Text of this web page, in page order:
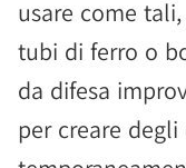
usare come
tubi di ferro o
da difesa
per creare